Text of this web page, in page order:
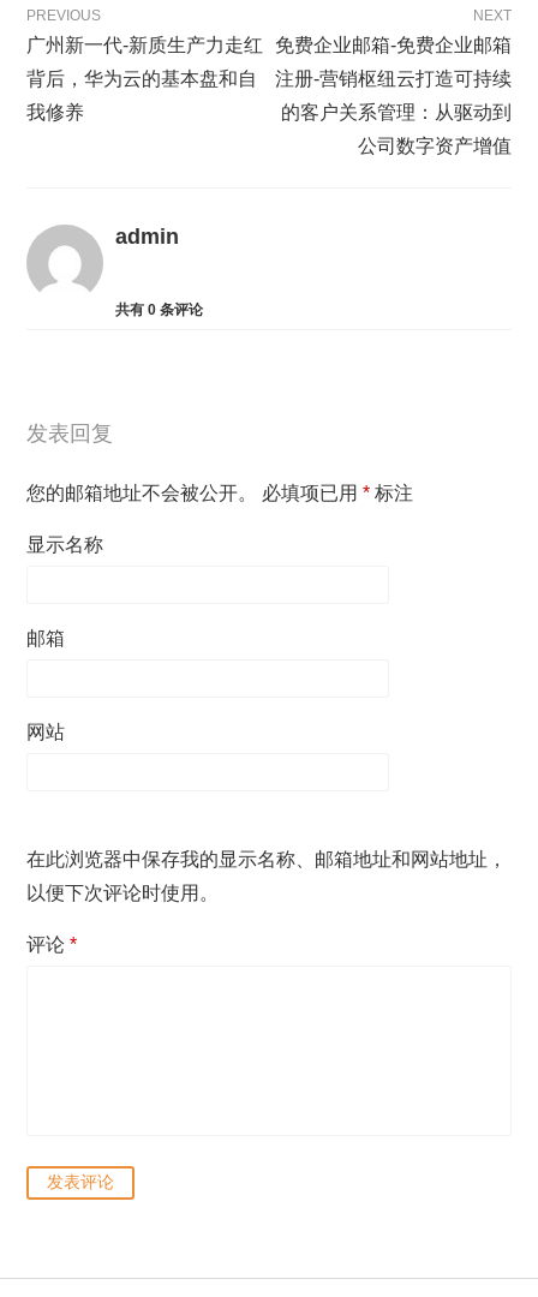
PREVIOUS
广州新一代-新质生产力走红
背后，华为云的基本盘和自
我修养
NEXT
免费企业邮箱-免费企业邮箱
注册-营销枢纽云打造可持续
的客户关系管理：从驱动到
公司数字资产增值
admin
共有0 条评论
发表回复
您的邮箱地址不会被公开。 必填项已用* 标注
显示名称
邮箱
网站
在此浏览器中保存我的显示名称、邮箱地址和网站地址，
以便下次评论时使用。
评论*